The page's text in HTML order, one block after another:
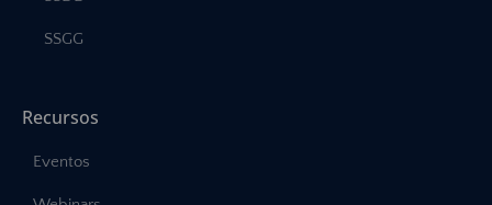
SSGG
Recursos
Eventos